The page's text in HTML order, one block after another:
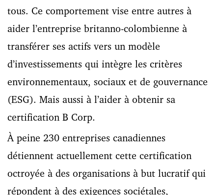
tous. Ce comportement vise entre autres à
aider l’entreprise britanno-colombienne à
transférer ses actifs vers un modèle
d’investissements qui intègre les critères
environnementaux, sociaux et de gouvernance
(ESG). Mais aussi à l’aider à obtenir sa
certification B Corp.
À peine 230 entreprises canadiennes
détiennent actuellement cette certification
octroyée à des organisations à but lucratif qui
répondent à des exigences sociétales,